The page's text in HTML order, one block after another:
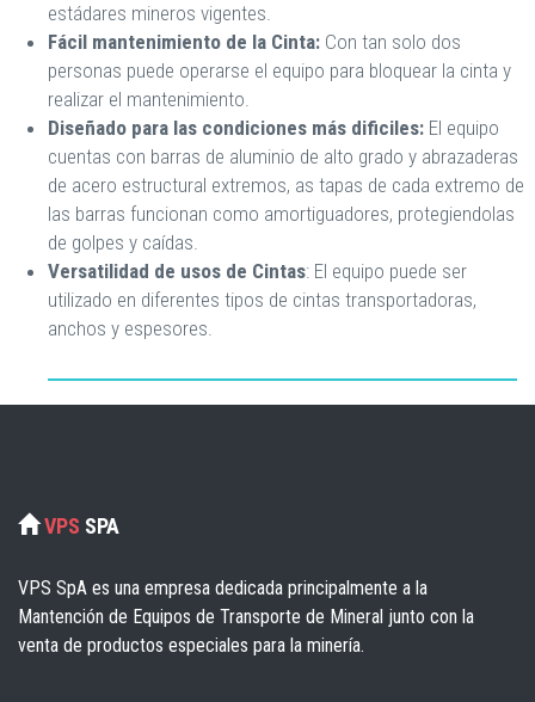
estádares mineros vigentes.
Fácil mantenimiento de la Cinta: Con tan solo dos
personas puede operarse el equipo para bloquear la cinta y
realizar el mantenimiento.
Diseñado para las condiciones más dificiles: El equipo
cuentas con barras de aluminio de alto grado y abrazaderas
de acero estructural extremos, as tapas de cada extremo de
las barras funcionan como amortiguadores, protegiendolas
de golpes y caídas.
Versatilidad de usos de Cintas: El equipo puede ser
utilizado en diferentes tipos de cintas transportadoras,
anchos y espesores.
VPS SPA
VPS SpA es una empresa dedicada principalmente a la
Mantención de Equipos de Transporte de Mineral junto con la
venta de productos especiales para la minería.